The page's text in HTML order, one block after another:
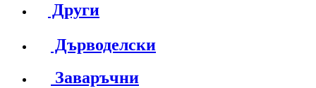
Други
Дърводелски
Заваръчни